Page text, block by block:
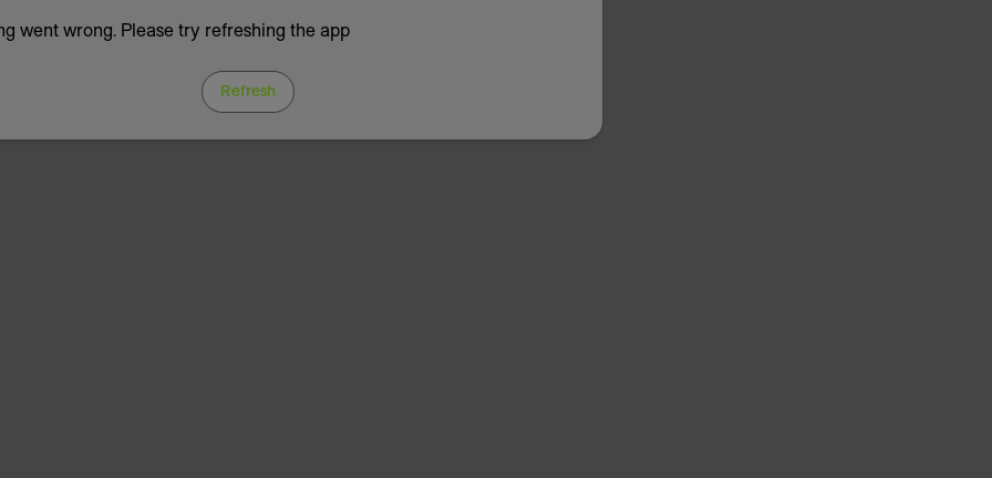
went wrong. Please try refreshing the app
Refresh